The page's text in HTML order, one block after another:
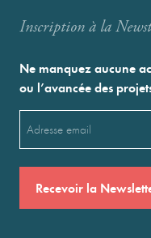
Inscription à la
Ne manquez aucune
ou l’avancée des
(Nécessaire)